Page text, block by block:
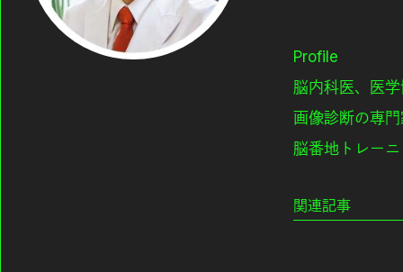
Profile
脳内科医、医
画像診断の専
脳番地トレー
関連記事